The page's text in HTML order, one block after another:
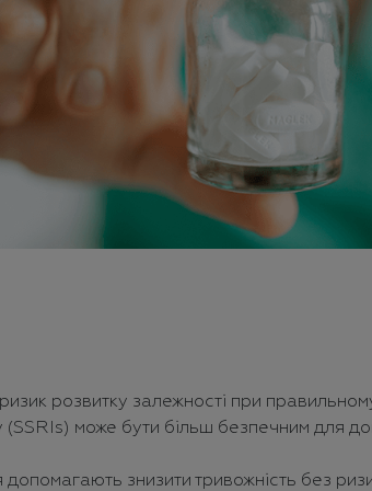
розвитку залежності при
(SSRIs) може бути більш безпечним для
допомагають знизити тривожність без